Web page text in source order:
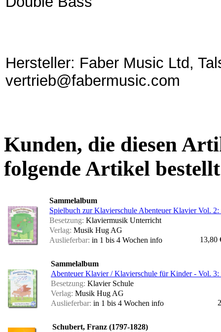
Hersteller: Faber Music Ltd,
vertrieb@fabermusic.com
Kunden, die diesen
folgende Artikel
Sammelalbum
Spielbuch zur Klavierschule Abenteuer Klavier Vol. 2:
Besetzung: Klaviermusik Unterricht
Verlag: Musik Hug AG
Auslieferbar: in 1 bis 4 Wochen info 13,80
Sammelalbum
Abenteuer Klavier / Klavierschule für Kinder - Vol. 3:
Besetzung: Klavier Schule
Verlag: Musik Hug AG
Auslieferbar: in 1 bis 4 Wochen info
Schubert, Franz (1797-1828)